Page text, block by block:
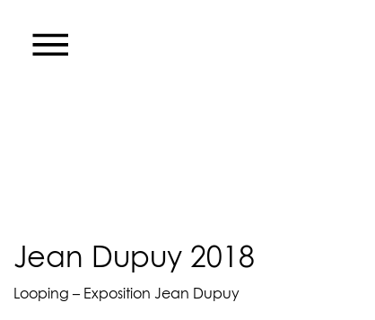
Jean Dupuy 2018
Looping – Exposition Jean Dupuy